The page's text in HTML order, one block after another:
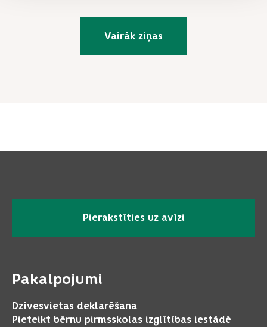
Vairāk ziņas
Pierakstīties uz avīzi
Pakalpojumi
Dzīvesvietas deklarēšana
Pieteikt bērnu pirmsskolas izglītības iestādē